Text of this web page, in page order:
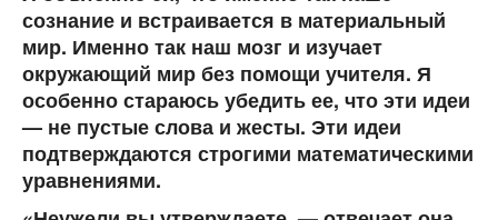
сознание и встраи­вается в материальный
мир. Именно так наш мозг и изучает
окружающий мир без помощи учителя. Я
особенно стараюсь убедить ее, что эти идеи
— не пустые слова и жесты. Эти идеи
подтверждаются строгими математическими
уравнени­ями.